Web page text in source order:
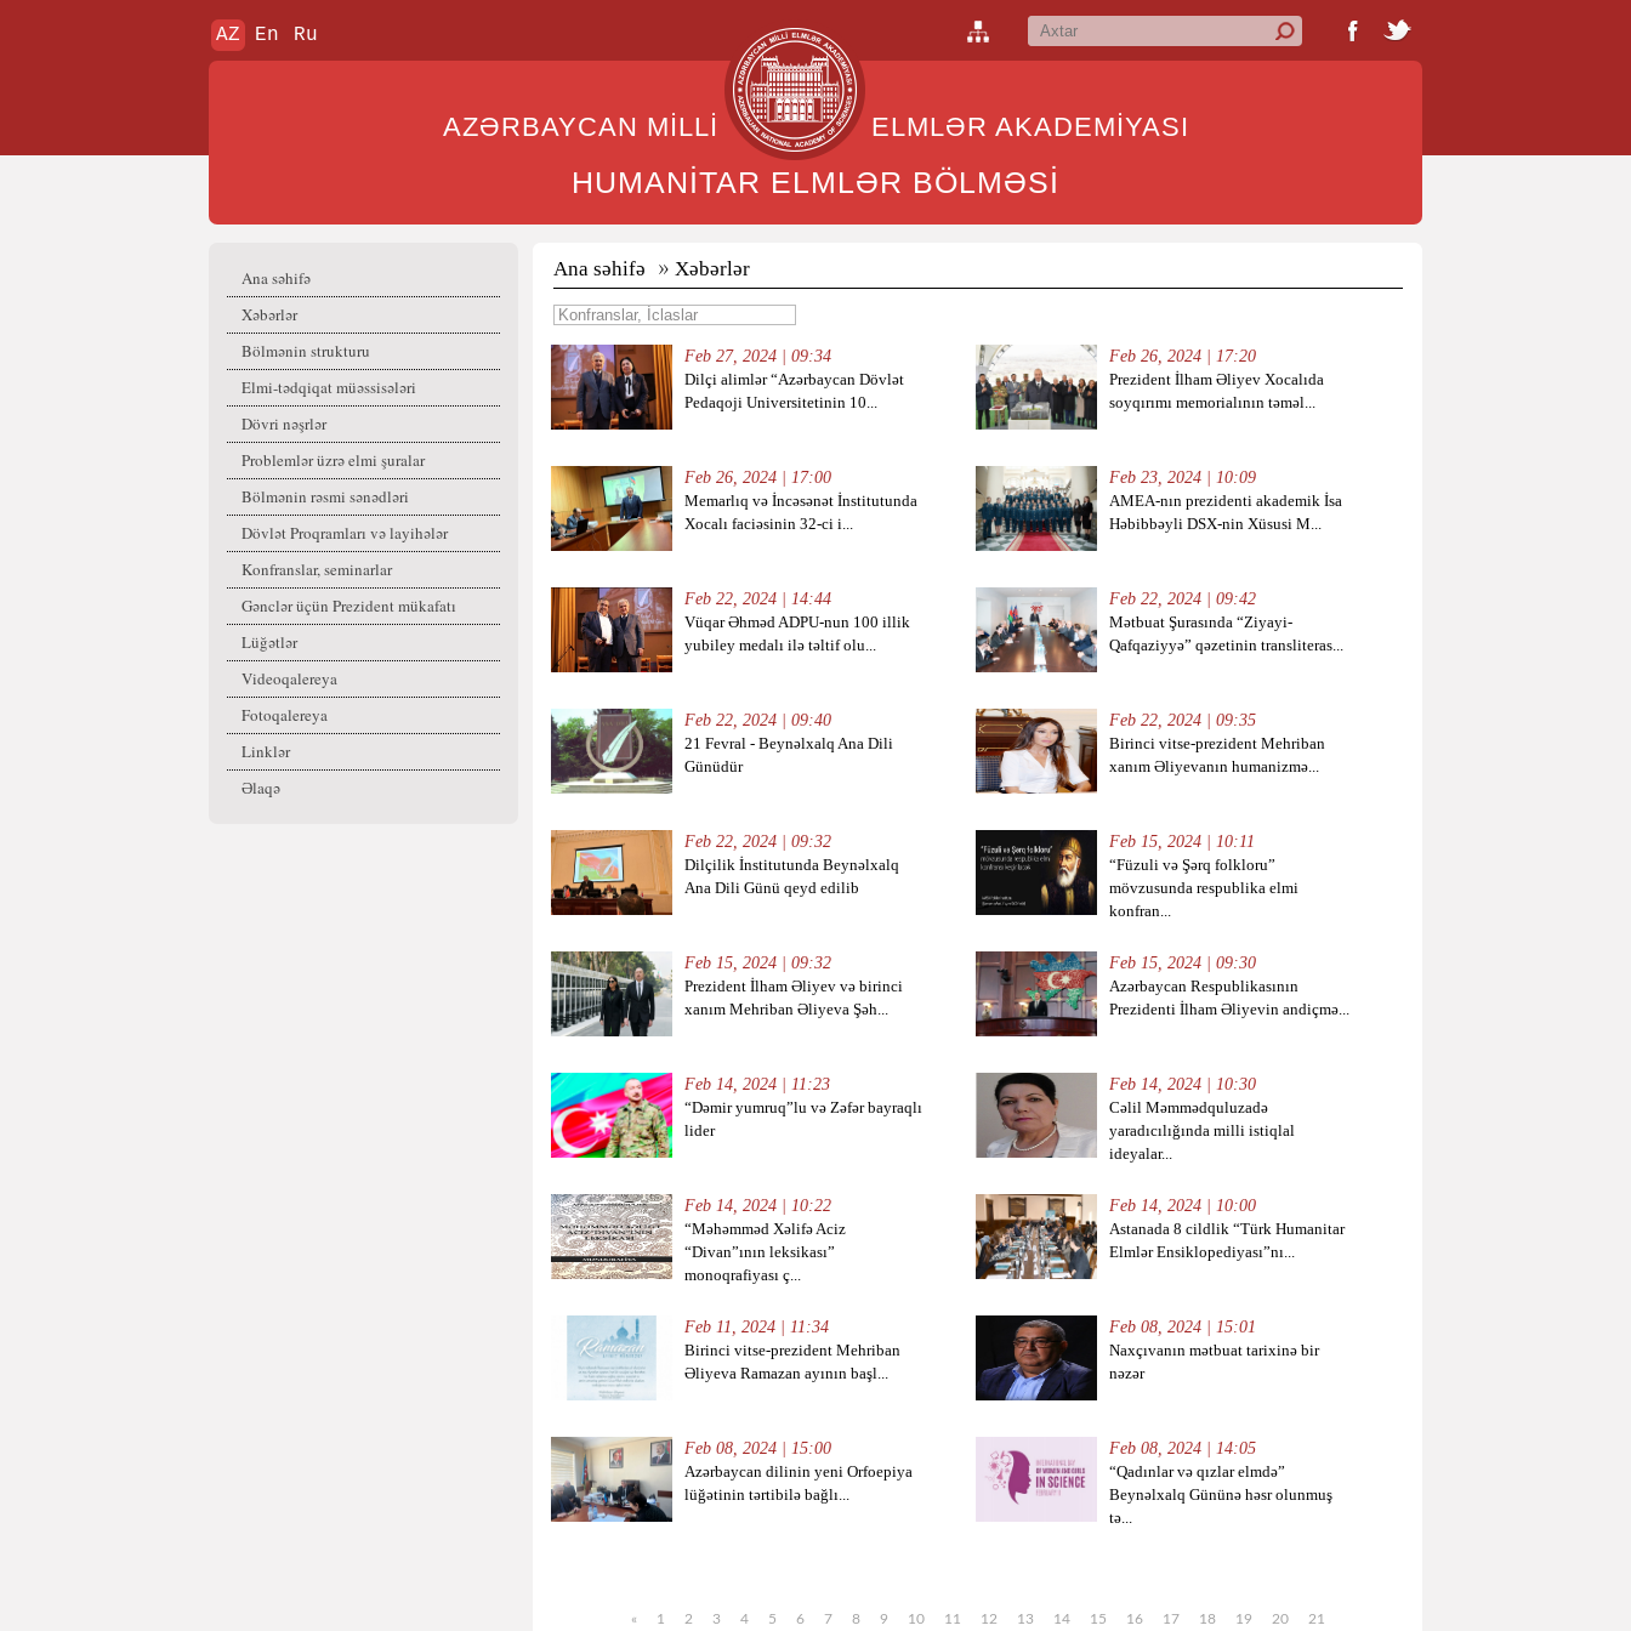
AZ En Ru
AZƏRBAYCAN MİLLİ ELMLƏR AKADEMİYASI
HUMANİTAR ELMLƏR BÖLMƏSİ
Ana səhifə
Xəbərlər
Bölmənin strukturu
Elmi-tədqiqat müəssisələri
Dövri nəşrlər
Problemlər üzrə elmi şuralar
Bölmənin rəsmi sənədləri
Dövlət Proqramları və layihələr
Konfranslar, seminarlar
Gənclər üçün Prezident mükafatı
Lüğətlər
Videoqalereya
Fotoqalereya
Linklər
Əlaqə
Ana səhifə Xəbərlər
Feb 27, 2024 | 09:34
Dilçi alimlər “Azərbaycan Dövlət
Pedaqoji Universitetinin 10...
Feb 26, 2024 | 17:20
Prezident İlham Əliyev Xocalıda
soyqırımı memorialının təməl...
Feb 26, 2024 | 17:00
Memarlıq və İncəsənət İnstitutunda
Xocalı faciəsinin 32-ci i...
Feb 23, 2024 | 10:09
AMEA-nın prezidenti akademik İsa
Həbibbəyli DSX-nin Xüsusi M...
Feb 22, 2024 | 14:44
Vüqar Əhməd ADPU-nun 100 illik
yubiley medalı ilə təltif olu...
Feb 22, 2024 | 09:42
Mətbuat Şurasında “Ziyayi-
Qafqaziyyə” qəzetinin transliteras...
Feb 22, 2024 | 09:40
21 Fevral - Beynəlxalq Ana Dili
Günüdür
Feb 22, 2024 | 09:35
Birinci vitse-prezident Mehriban
xanım Əliyevanın humanizmə...
Feb 22, 2024 | 09:32
Dilçilik İnstitutunda Beynəlxalq
Ana Dili Günü qeyd edilib
Feb 15, 2024 | 10:11
“Füzuli və Şərq folkloru”
mövzusunda respublika elmi
konfran...
Feb 15, 2024 | 09:32
Prezident İlham Əliyev və birinci
xanım Mehriban Əliyeva Şəh...
Feb 15, 2024 | 09:30
Azərbaycan Respublikasının
Prezidenti İlham Əliyevin andiçmə...
Feb 14, 2024 | 11:23
“Dəmir yumruq”lu və Zəfər bayraqlı
lider
Feb 14, 2024 | 10:30
Cəlil Məmmədquluzadə
yaradıcılığında milli istiqlal
ideyalar...
Feb 14, 2024 | 10:22
“Məhəmməd Xəlifə Aciz
“Divan”ının leksikası”
monoqrafiyası ç...
Feb 14, 2024 | 10:00
Astanada 8 cildlik “Türk Humanitar
Elmlər Ensiklopediyası”nı...
Feb 11, 2024 | 11:34
Birinci vitse-prezident Mehriban
Əliyeva Ramazan ayının başl...
Feb 08, 2024 | 15:01
Naxçıvanın mətbuat tarixinə bir
nəzər
Feb 08, 2024 | 15:00
Azərbaycan dilinin yeni Orfoepiya
lüğətinin tərtibilə bağlı...
Feb 08, 2024 | 14:05
“Qadınlar və qızlar elmdə”
Beynəlxalq Gününə həsr olunmuş
tə...
« 1 2 3 4 5 6 7 8 9 10 11 12 13 14 15 16 17 18 19 20 21